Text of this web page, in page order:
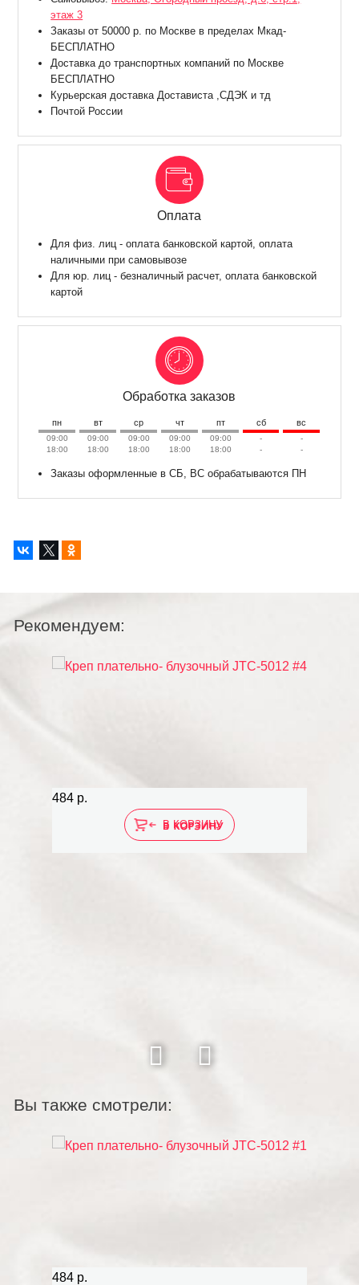
этаж 3
Заказы от 50000 р. по Москве в пределах Мкад-
БЕСПЛАТНО
Доставка до транспортных компаний по Москве
БЕСПЛАТНО
Курьерская доставка Достависта ,СДЭК и тд
Почтой России
Оплата
Для физ. лиц - оплата банковской картой, оплата
наличными при самовывозе
Для юр. лиц - безналичный расчет, оплата банковской
картой
Обработка заказов
пн вт ср чт пт сб вс
09:00
18:00
09:00
18:00
09:00
18:00
09:00
18:00
09:00
18:00
-
-
-
-
Заказы оформленные в СБ, ВС обрабатываются ПН
Рекомендуем:
484 р.
В КОРЗИНУ
Вы также смотрели:
484 р.